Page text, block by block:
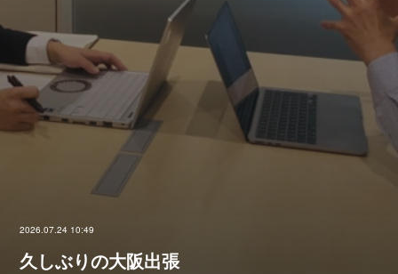
2026.07.24 10:49
久しぶりの大阪出張